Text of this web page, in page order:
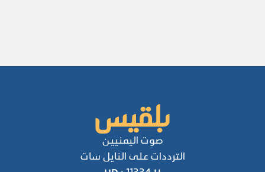
صوت اليمنيين
الترددات على النايل سات